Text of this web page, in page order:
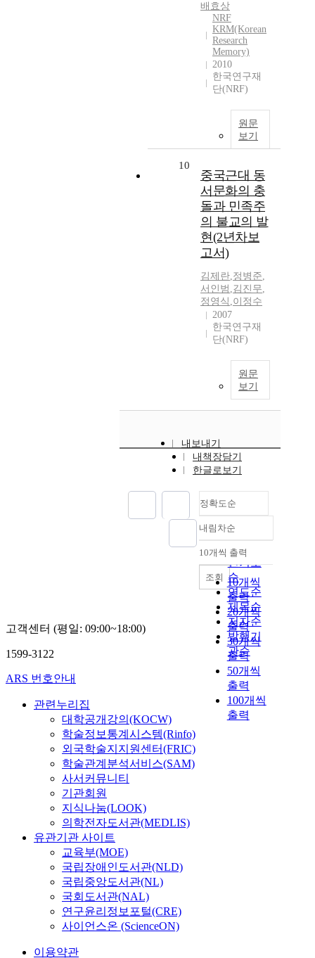
배효상
NRF
KRM(Korean
Research
Memory)
2010
한국연구재
단(NRF)
원문
보기
10
중국근대 동
서문화의 충
돌과 민족주
의 불교의 발
현(2년차보
고서)
김제란,정병준,
서인범 ,김진무,
정영식 ,이정수
2007
한국연구재
단(NRF)
원문
보기
내보내기
내책장담기
한글로보기
정확도순
정확도
순
인기도
순
연도순
제목순
저자순
발행기
관순
내림차순
내림차순
10개씩 출력
10개씩
출력
20개씩
출력
30개씩
출력
50개씩
출력
100개씩
출력
조회
고객센터 (평일: 09:00~18:00)
1599-3122
ARS 번호안내
관련누리집
대학공개강의(KOCW)
학술정보통계시스템(Rinfo)
외국학술지지원센터(FRIC)
학술관계분석서비스(SAM)
사서커뮤니티
기관회원
지식나눔(LOOK)
의학전자도서관(MEDLIS)
유관기관 사이트
교육부(MOE)
국립장애인도서관(NLD)
국립중앙도서관(NL)
국회도서관(NAL)
연구윤리정보포털(CRE)
사이언스온 (ScienceON)
이용약관